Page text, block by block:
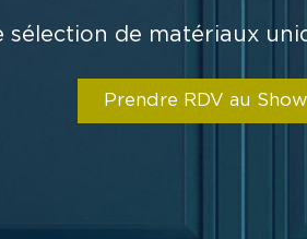
sélection de matériaux
Prendre RDV au